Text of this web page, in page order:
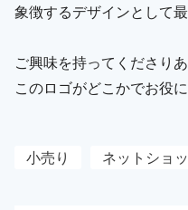
象徴するデザインとして最
ご興味を持ってくださり
このロゴがどこかでお役
小売り ネットショ